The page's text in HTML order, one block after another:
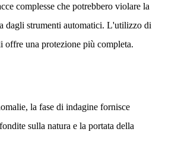
complesse che potrebbero violare la
dagli strumenti automatici. L'utilizzo di
offre una protezione più completa.
la fase di indagine fornisce
sulla natura e la portata della